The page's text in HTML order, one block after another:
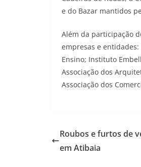
e do Bazar mantidos
Além da participação
empresas e entidades:
Ensino; Instituto
Associação dos
Associação dos
Roubos e furtos de
em Atibaia